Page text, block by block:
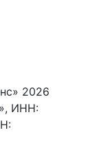
2026
ИНН: